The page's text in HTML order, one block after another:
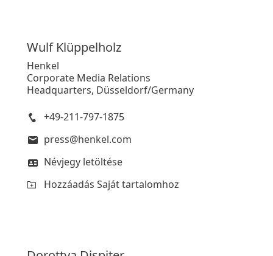
Wulf Klüppelholz
Henkel
Corporate Media Relations
Headquarters, Düsseldorf/Germany
+49-211-797-1875
press@henkel.com
Névjegy letöltése
Hozzáadás Saját tartalomhoz